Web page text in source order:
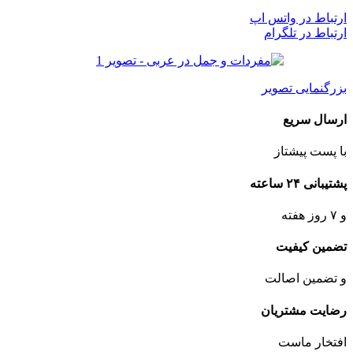
ارتباط در واتس اپ
ارتباط در تلگرام
بزرگنمایی تصویر
ارسال سریع
با پست پیشتاز
پشتیبانی ۲۴ ساعته
و ۷ روز هفته
تضمین کیفیت
و تضمین اصالت
رضایت مشتریان
افتخار ماست